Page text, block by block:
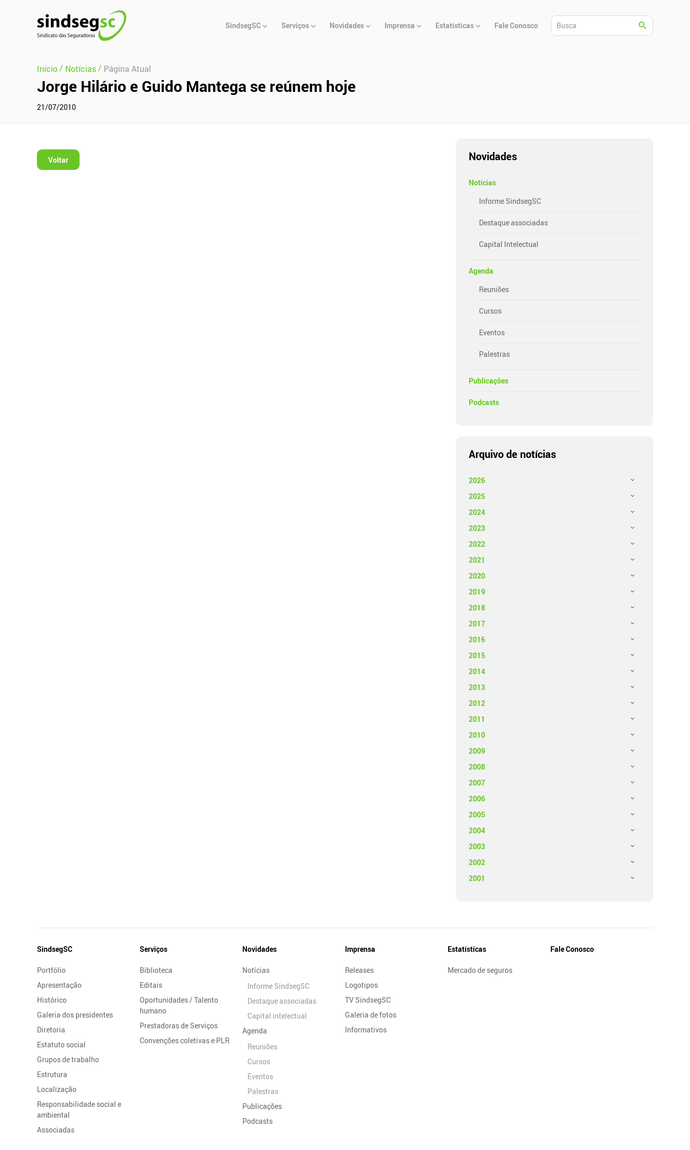
Principal
SindsegSC Serviços Novidades Imprensa Estatísticas Fale Conosco
Início/ Notícias/ Página Atual
Jorge Hilário e Guido Mantega se reúnem hoje
21/07/2010
Voltar Novidades
Notícias
Informe SindsegSC
Destaque associadas
Capital Intelectual
Agenda
Reuniões
Cursos
Eventos
Palestras
Publicações
Podcasts
Arquivo de notícias
2026
2025
2024
2023
2022
2021
2020
2019
2018
2017
2016
2015
2014
2013
2012
2011
2010
2009
2008
2007
2006
2005
2004
2003
2002
2001
Mapa
Site
SindsegSC
Portfólio
Apresentação
Histórico
Galeria dos presidentes
Diretoria
Estatuto social
Grupos de trabalho
Estrutura
Localização
Responsabilidade social e
ambiental
Associadas
Serviços
Biblioteca
Editais
Oportunidades / Talento
humano
Prestadoras de Serviços
Convenções coletivas e PLR
Novidades
Notícias
Informe SindsegSC
Destaque associadas
Capital intelectual
Agenda
Reuniões
Cursos
Eventos
Palestras
Publicações
Podcasts
Imprensa
Releases
Logotipos
TV SindsegSC
Galeria de fotos
Informativos
Estatísticas
Mercado de seguros
Fale Conosco